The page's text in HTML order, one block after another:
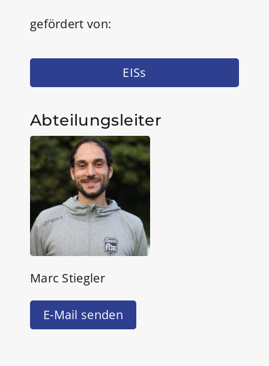
gefördert von:
EISs
Abteilungsleiter
Marc Stiegler
E-Mail senden